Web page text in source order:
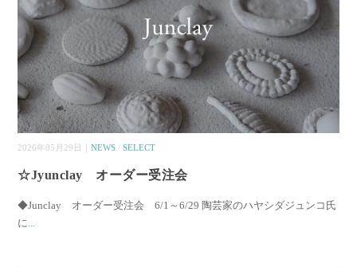
2026年05月29日｜NEWS /SELECT
☆Jyunclay オーダー受注会
◆Junclay オーダー受注会 6/1～6/29 陶芸家のハヤシダジュンコ氏
に...